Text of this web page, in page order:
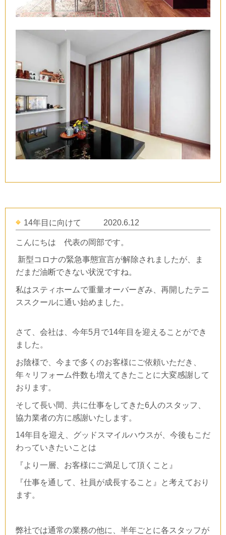
14年目に向けて 2020.6.12
こんにちは 代表の岡部です。
新型コロナの緊急事態宣言が解除されましたが、ま
だまだ油断できない状況ですね。
私はスティホームで重量オーバーぎみ、再開したテニ
ススクールに通い始めました。
さて、会社は、今年5月で14年目を迎えることができ
ました。
お陰様で、今まで多くのお客様にご依頼いただき、
年々リフォーム件数も増えてきたことに大変感謝して
おります。
そして長い間、共に仕事をしてきた6 人のスタッフ、
協力業者の方に感謝いたします。
14年目を迎え、グッドスマイルハウスが、今後もこだ
わっていきたいことは
『より一層、お客様にご満足して頂くこと』
『仕事を通して、社員が成長すること』と考えており
ます。
弊社では通常の業務の他に、半年ごとに各スタッフが